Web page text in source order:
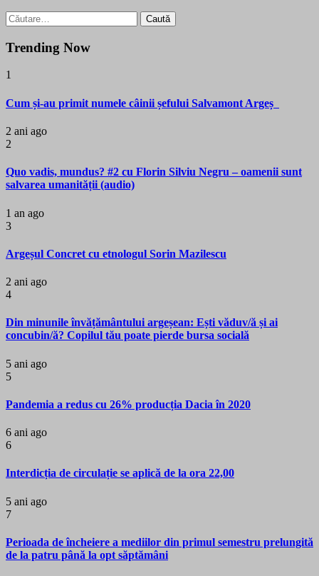
Caută
după:
Trending Now
1
Cum și-au primit numele câinii șefului Salvamont Argeș
2 ani ago
2
Quo vadis, mundus? #2 cu Florin Silviu Negru – oamenii sunt
salvarea umanității (audio)
1 an ago
3
Argeșul Concret cu etnologul Sorin Mazilescu
2 ani ago
4
Din minunile învățământului argeșean: Ești văduv/ă și ai
concubin/ă? Copilul tău poate pierde bursa socială
5 ani ago
5
Pandemia a redus cu 26% producția Dacia în 2020
6 ani ago
6
Interdicția de circulație se aplică de la ora 22,00
5 ani ago
7
Perioada de încheiere a mediilor din primul semestru prelungită
de la patru până la opt săptămâni